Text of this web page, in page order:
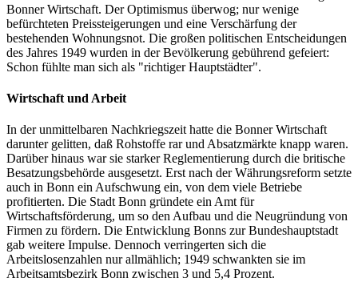
Bonner Wirtschaft. Der Optimismus überwog; nur wenige
befürchteten Preissteigerungen und eine Verschärfung der
bestehenden Wohnungsnot. Die großen politischen Entscheidungen
des Jahres 1949 wurden in der Bevölkerung gebührend gefeiert:
Schon fühlte man sich als "richtiger Hauptstädter".
Wirtschaft und Arbeit
In der unmittelbaren Nachkriegszeit hatte die Bonner Wirtschaft
darunter gelitten, daß Rohstoffe rar und Absatzmärkte knapp waren.
Darüber hinaus war sie starker Reglementierung durch die britische
Besatzungsbehörde ausgesetzt. Erst nach der Währungsreform setzte
auch in Bonn ein Aufschwung ein, von dem viele Betriebe
profitierten. Die Stadt Bonn gründete ein Amt für
Wirtschaftsförderung, um so den Aufbau und die Neugründung von
Firmen zu fördern. Die Entwicklung Bonns zur Bundeshauptstadt
gab weitere Impulse. Dennoch verringerten sich die
Arbeitslosenzahlen nur allmählich; 1949 schwankten sie im
Arbeitsamtsbezirk Bonn zwischen 3 und 5,4 Prozent.